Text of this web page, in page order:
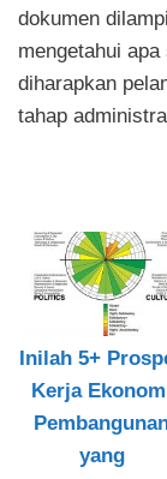
dokumen
mengetahui
diharapkan
tahap
Inilah 5+
Kerja
yang